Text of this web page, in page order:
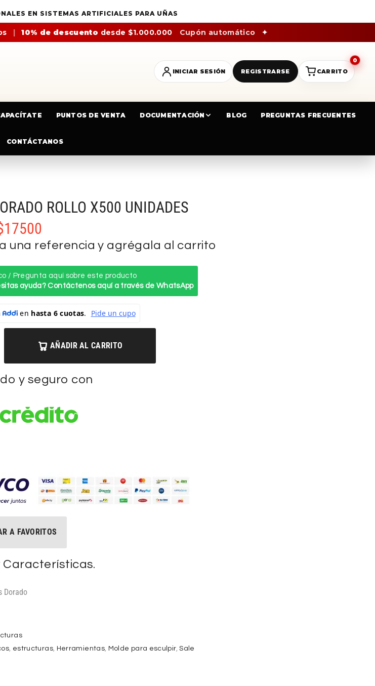
EN SISTEMAS ARTIFICIALES PARA UÑAS
| 10% de descuento desde $1.000.000 Cupón automático ✦
INICIAR SESIÓN REGISTRARSE
0
CARRITO
PUNTOS DE VENTA DOCUMENTACIÓN BLOG PREGUNTAS FRECUENTES
CONTÁCTANOS
ROLLO X500 UNIDADES
17500
una referencia y agrégala al carrito
/ Pregunta aquí sobre este producto
ayuda? Contáctenos aquí a través de WhatsApp
AÑADIR AL CARRITO
y seguro con
A FAVORITOS
Características.
Dorado
, estructuras, Herramientas, Molde para esculpir,Sale